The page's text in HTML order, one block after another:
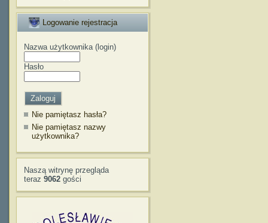
Logowanie rejestracja
Nazwa użytkownika (login)
Hasło
Nie pamiętasz hasła?
Nie pamiętasz nazwy
użytkownika?
Naszą witrynę przegląda
teraz 9062 gości